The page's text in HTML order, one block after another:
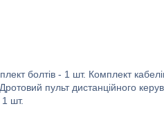
болтів - 1 шт. Комплект
пульт дистанційного
1 шт.